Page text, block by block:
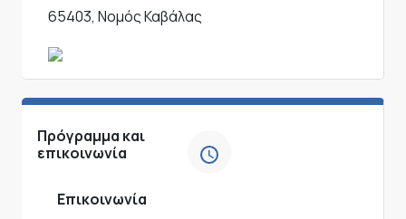
65403, Νομός Καβάλας
Πρόγραμμα και
επικοινωνία
Επικοινωνία